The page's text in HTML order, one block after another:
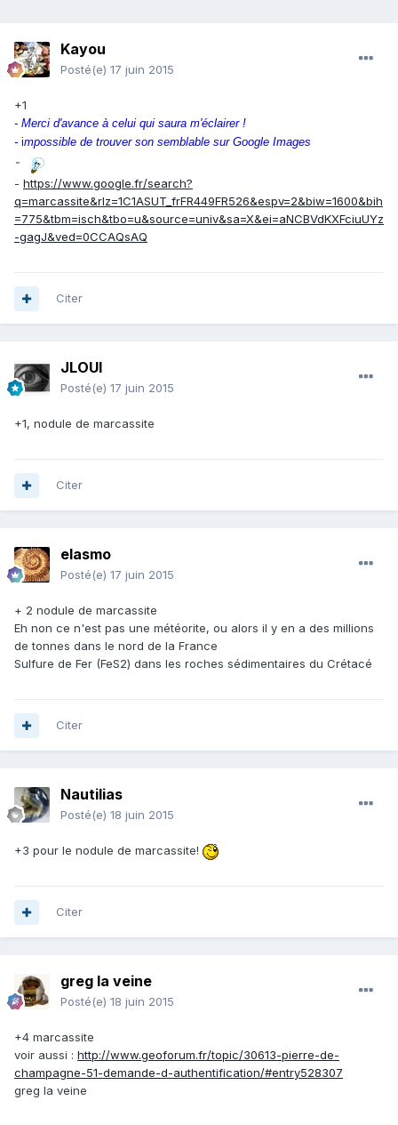
Kayou
Posté(e) 17 juin 2015
+1
- Merci d'avance à celui qui saura m'éclairer !
- impossible de trouver son semblable sur Google Images
-
- https://www.google.fr/search?
q=marcassite&rlz=1C1ASUT_frFR449FR526&espv=2&biw=1600&bih
=775&tbm=isch&tbo=u&source=univ&sa=X&ei=aNCBVdKXFciuUYz
-gagJ&ved=0CCAQsAQ
Citer
JLOUI
Posté(e) 17 juin 2015
+1, nodule de marcassite
Citer
elasmo
Posté(e) 17 juin 2015
+ 2 nodule de marcassite
Eh non ce n'est pas une météorite, ou alors il y en a des millions
de tonnes dans le nord de la France
Sulfure de Fer (FeS2) dans les roches sédimentaires du Crétacé
Citer
Nautilias
Posté(e) 18 juin 2015
+3 pour le nodule de marcassite!
Citer
greg la veine
Posté(e) 18 juin 2015
+4 marcassite
voir aussi : http://www.geoforum.fr/topic/30613-pierre-de-
champagne-51-demande-d-authentification/#entry528307
greg la veine